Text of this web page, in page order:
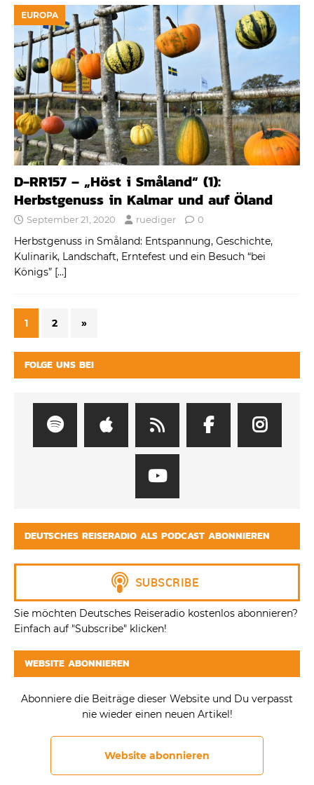
EUROPA
D-RR157 – „Höst i Småland“ (1):
Herbstgenuss in Kalmar und auf Öland
September 21, 2020 ruediger 0
Herbstgenuss in Småland: Entspannung, Geschichte,
Kulinarik, Landschaft, Erntefest und ein Besuch “bei
Königs” […]
1 2 »
FOLGE UNS BEI
DEUTSCHES REISERADIO ALS PODCAST ABONNIEREN
Sie möchten Deutsches Reiseradio kostenlos abonnieren?
Einfach auf "Subscribe" klicken!
WEBSITE ABONNIEREN
Abonniere die Beiträge dieser Website und Du verpasst
nie wieder einen neuen Artikel!
Website abonnieren